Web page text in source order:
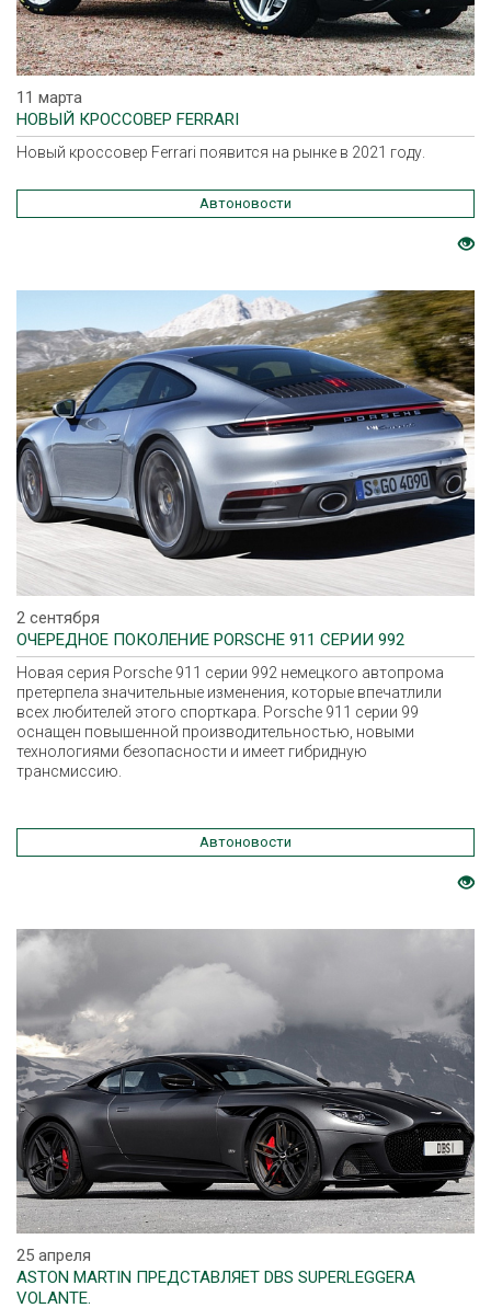
11 марта
НОВЫЙ КРОССОВЕР FERRARI
Новый кроссовер Ferrari появится на рынке в 2021 году.
Автоновости
2 сентября
ОЧЕРЕДНОЕ ПОКОЛЕНИЕ PORSCHE 911 СЕРИИ 992
Новая серия Porsche 911 серии 992 немецкого автопрома
претерпела значительные изменения, которые впечатлили
всех любителей этого спорткара. Porsche 911 серии 99
оснащен повышенной производительностью, новыми
технологиями безопасности и имеет гибридную
трансмиссию.
Автоновости
25 апреля
ASTON MARTIN ПРЕДСТАВЛЯЕТ DBS SUPERLEGGERA
VOLANTE.